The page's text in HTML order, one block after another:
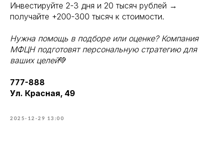
Инвестируйте 2-3 дня и 20 тысяч рублей →
получайте +200-300 тысяч к стоимости.
Нужна помощь в подборе или оценке? Компания
МФЦН подготовят персональную стратегию для
ваших целей💚
777-888
Ул. Красная, 49
2025-12-29 13:00